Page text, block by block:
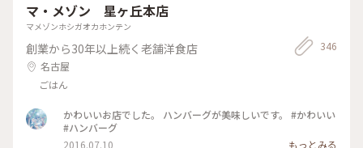
マ・メゾン 星ヶ丘本店
マメゾンホシガオカホンテン
創業から30年以上続く老舗洋食店
名古屋
ごはん
346
かわいいお店でした。 ハンバーグが美味しいです。 #かわいい
#ハンバーグ
2016.07.10
もっとみる